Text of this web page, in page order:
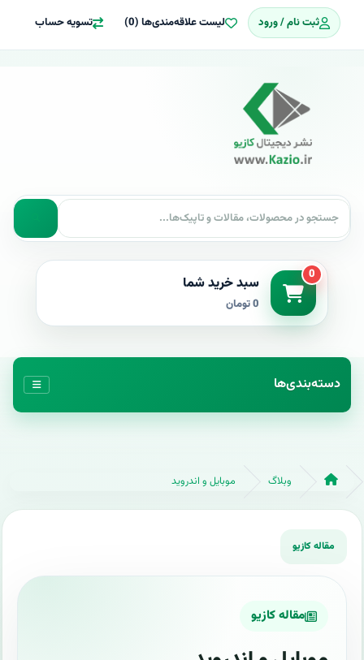
ثبت نام / ورود لیست علاقه‌مندی‌ها (0) تسویه حساب
0 سبد خرید شما
0 تومان
دسته‌بندی‌ها
وبلاگ موبایل و اندروید
مقاله کازیو